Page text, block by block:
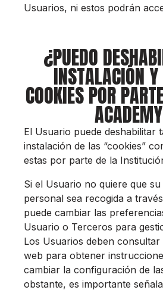
Usuarios, ni estos podrán
¿PUEDO
INSTALACIÓN
COOKIES POR
El Usuario puede deshabilitar
instalación de las “cookies”
estas por parte de la
Si el Usuario no quiere que
personal sea recogida a través
puede cambiar las
Usuario o Terceros para
Los Usuarios deben
web para obtener
cambiar la configuración de
obstante, es importante